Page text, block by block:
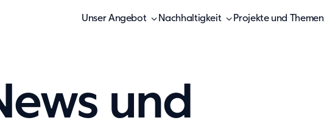
Unser Angebot Nachhaltigkeit Projekte und Themen
und